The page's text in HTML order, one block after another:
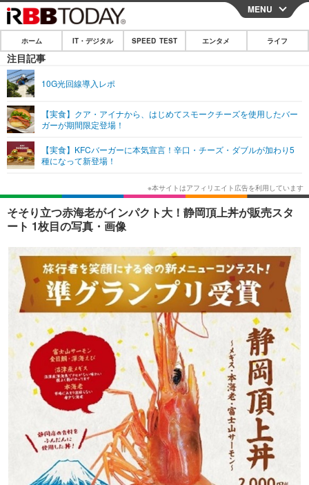
CLOSE
ホーム
IT・デジタル
ネタ
ショッピング その他
SPEED TEST
エンタメ
エンタメTOP
韓国・芸能
音楽 スポーツ
ショッピング その他
ライフ
ライフTOP グルメ
ペット ショッピング
その他
リリース一覧
プッシュ通知の停止方法
MENU
ホーム IT・デジタル SPEED TEST エンタメ ライフ
注目記事
10G光回線導入レポ
【実食】クア・アイナから、はじめてスモークチーズを使用したバー
ガーが期間限定登場！
【実食】KFCバーガーに本気宣言！辛口・チーズ・ダブルが加わり5
種になって新登場！
そそり立つ赤海老がインパクト大！静岡頂上丼が販売スタ
ート 1枚目の写真・画像